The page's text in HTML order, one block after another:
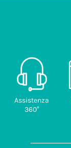
Assistenza
360°